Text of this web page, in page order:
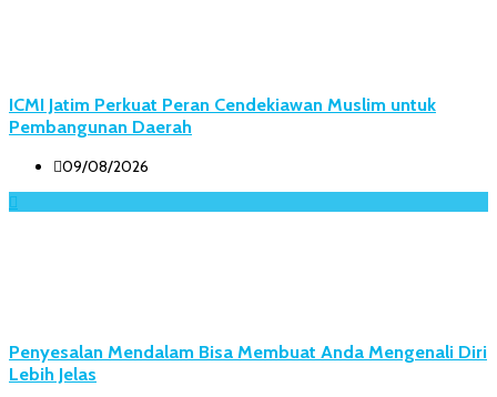
ICMI Jatim Perkuat Peran Cendekiawan Muslim untuk
Pembangunan Daerah
09/08/2026
Penyesalan Mendalam Bisa Membuat Anda Mengenali Diri
Lebih Jelas